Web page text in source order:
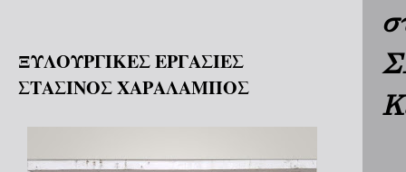
ΞΥΛΟΥΡΓΙΚΕΣ ΕΡΓΑΣΙΕΣ
ΣΤΑΣΙΝΟΣ ΧΑΡΑΛΑΜΠΟΣ